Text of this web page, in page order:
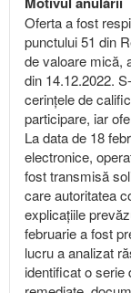
Oferta a fost
punctului 51 din
de valoare mică,
din 14.12.2022.
cerințele de
participare, iar
La data de 18
electronice,
fost transmisă
care autoritatea
explicațiile
februarie a fost
lucru a analizat
identificat o serie